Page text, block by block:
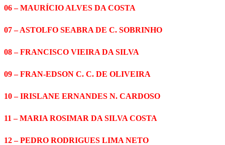
06 – MAURÍCIO ALVES DA COSTA
07 – ASTOLFO SEABRA DE C. SOBRINHO
08 – FRANCISCO VIEIRA DA SILVA
09 – FRAN-EDSON C. C. DE OLIVEIRA
10 – IRISLANE ERNANDES N. CARDOSO
11 – MARIA ROSIMAR DA SILVA COSTA
12 – PEDRO RODRIGUES LIMA NETO